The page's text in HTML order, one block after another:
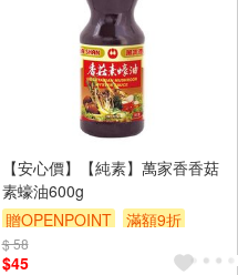
【安心價】【純素】萬家香香菇
素蠔油600g
贈OPENPOINT
滿額9折
贈$200
$ 58
$45